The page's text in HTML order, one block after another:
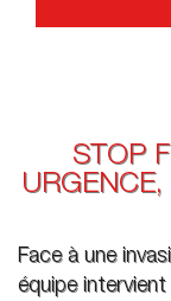
STOP
URGENCE,
Face à une
équipe